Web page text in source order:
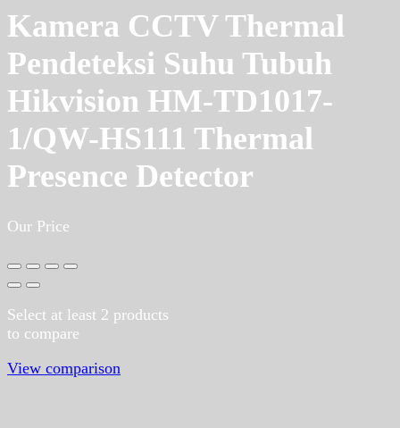
Kamera CCTV Thermal
Pendeteksi Suhu Tubuh
Hikvision HM-TD1017-
1/QW-HS111 Thermal
Presence Detector
Our Price
Select at least 2 products
to compare
View comparison